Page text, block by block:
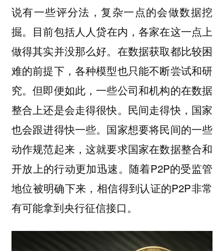
说有一些评分法，复杂一点的会做数据挖
掘。 目前包括人人贷在内，各家在这一点上
做得其实并没那么好。 在数据获取都比较困
难的前提下，各种模型也只能不断尝试和研
究。但即便如此，一些公司和机构的在数据
整合上还是会走得很快。民间走得快，国家
也会跟进得快一些。国家想要将民间的一些
动作规范起来，这就要求国家在数据整合和
开放上的行动更加迅速。随着P2P的受监管
地位被明确下来，相信得到认证的P2P非常
有可能拿到央行征信接口。